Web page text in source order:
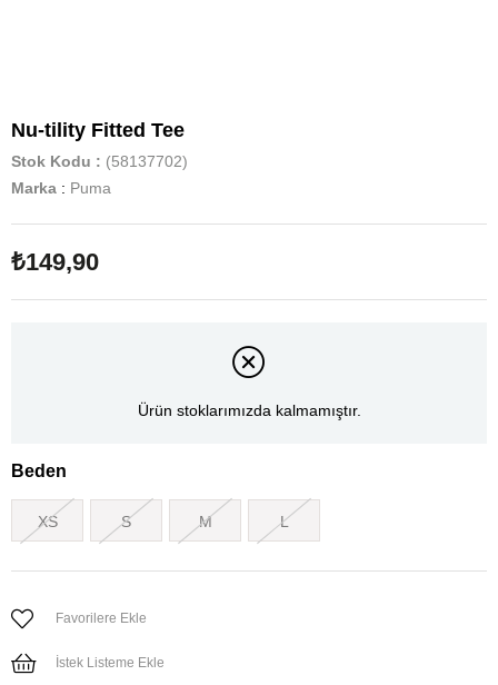
Nu-tility Fitted Tee
Stok Kodu
(58137702)
Marka : Puma
₺149,90
Ürün stoklarımızda kalmamıştır.
Beden
XS S M L
Favorilere Ekle
İstek Listeme Ekle